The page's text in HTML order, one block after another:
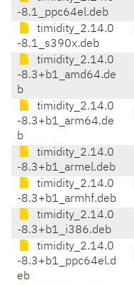
-8.1_ppc64el.deb
timidity_2.14.0
-8.1_s390x.deb
timidity_2.14.0
-8.3+b1_amd64.de
b
timidity_2.14.0
-8.3+b1_arm64.de
b
timidity_2.14.0
-8.3+b1_armel.deb
timidity_2.14.0
-8.3+b1_armhf.deb
timidity_2.14.0
-8.3+b1_i386.deb
timidity_2.14.0
-8.3+b1_ppc64el.d
eb